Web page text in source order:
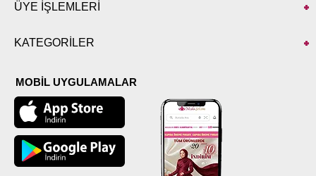
ÜYE İŞLEMLERİ
KATEGORİLER
MOBİL UYGULAMALAR